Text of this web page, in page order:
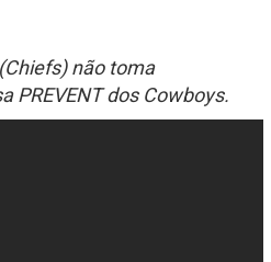
não toma
PREVENT dos Cowboys.